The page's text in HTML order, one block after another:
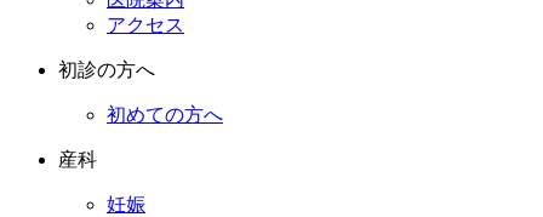
アクセス
初診の方へ
初めての方へ
産科
妊娠